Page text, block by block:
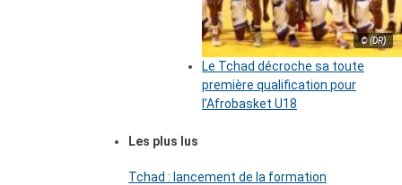
© (DR)
Le Tchad décroche sa toute
première qualification pour
l’Afrobasket U18
Les plus lus
Tchad : lancement de la formation